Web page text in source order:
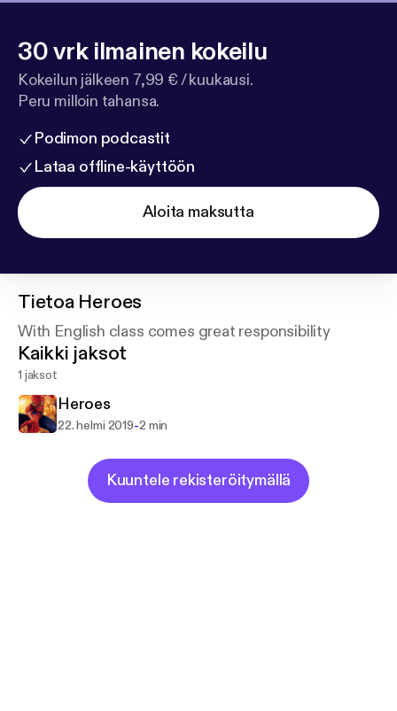
30 vrk ilmainen kokeilu
Kokeilun jälkeen 7,99 € / kuukausi.
Peru milloin tahansa.
Podimon podcastit
Lataa offline-käyttöön
Aloita maksutta
Tietoa Heroes
With English class comes great responsibility
Kaikki jaksot
1 jaksot
Heroes
22. helmi 2019-2 min
Kuuntele rekisteröitymällä